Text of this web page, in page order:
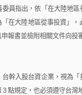
指出，依「在大陸地區
在大陸地區從事投資」
報書並檢附相關文件向投
入股台資企業，視為「
點規定，也必須遵守台灣